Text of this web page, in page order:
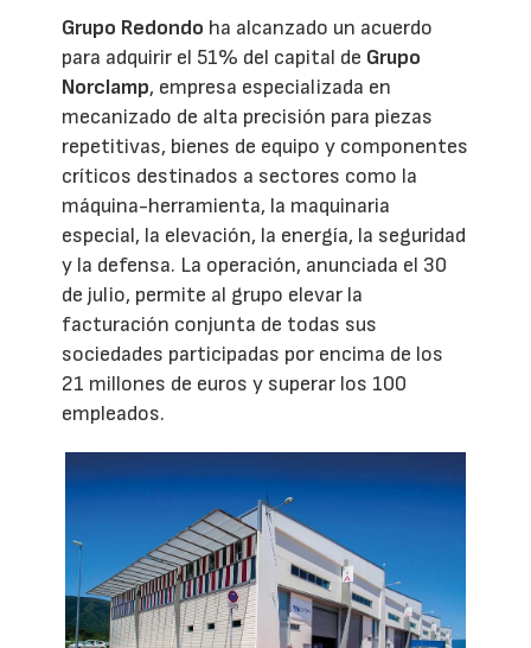
Grupo Redondo ha alcanzado un acuerdo
para adquirir el 51% del capital de Grupo
Norclamp, empresa especializada en
mecanizado de alta precisión para piezas
repetitivas, bienes de equipo y componentes
críticos destinados a sectores como la
máquina-herramienta, la maquinaria
especial, la elevación, la energía, la seguridad
y la defensa. La operación, anunciada el 30
de julio, permite al grupo elevar la
facturación conjunta de todas sus
sociedades participadas por encima de los
21 millones de euros y superar los 100
empleados.